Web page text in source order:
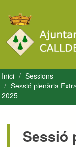
Inici
Sessions
Sessió plenària
2025
Sessió